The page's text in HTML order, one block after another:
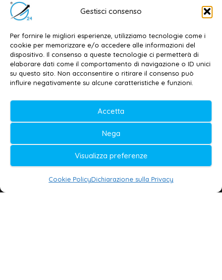
Gestisci consenso
Per fornire le migliori esperienze, utilizziamo tecnologie come i
cookie per memorizzare e/o accedere alle informazioni del
dispositivo. Il consenso a queste tecnologie ci permetterà di
elaborare dati come il comportamento di navigazione o ID unici
su questo sito. Non acconsentire o ritirare il consenso può
influire negativamente su alcune caratteristiche e funzioni.
Accetta
Nega
Visualizza preferenze
Cookie PolicyDichiarazione sulla Privacy
Editore e direttore responsabile:
Dott. Daniele G. Masciullo
Email: redazione@galatina24.it
Contatti –Disclaimer
Privacy policy –Cookie policy
Testata iscritta al n. 11/2020 Registro della
Stampa Tribunale di Lecce
Editore e direttore responsabile:
Daniele G. Masciullo